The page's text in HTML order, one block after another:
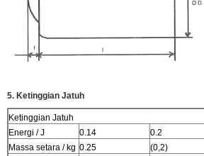
5. Ketinggian Jatuh
Ketinggian Jatuh
Energi / J
0.14 0.2
Massa setara / kg 0.25 (0,2)